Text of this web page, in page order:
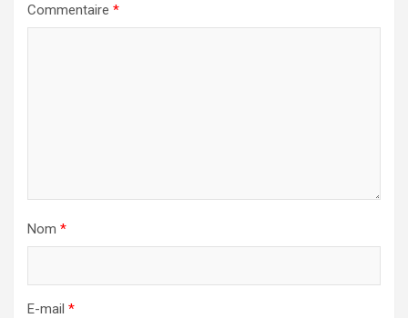
Commentaire *
Nom *
E-mail *